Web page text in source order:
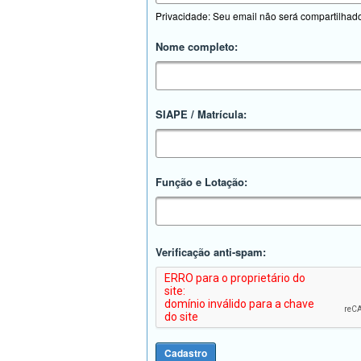
Privacidade: Seu email não será
Nome completo:
SIAPE / Matrícula:
Função e Lotação:
Verificação anti-spam: